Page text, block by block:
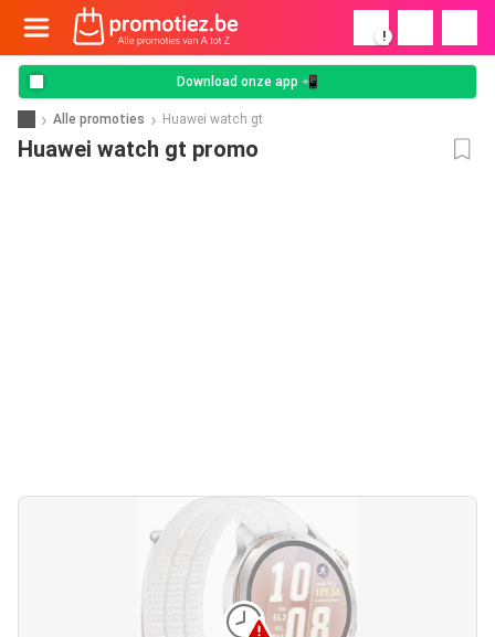
!
Download onze app 📲
Alle promoties Huawei watch gt
Huawei watch gt promo